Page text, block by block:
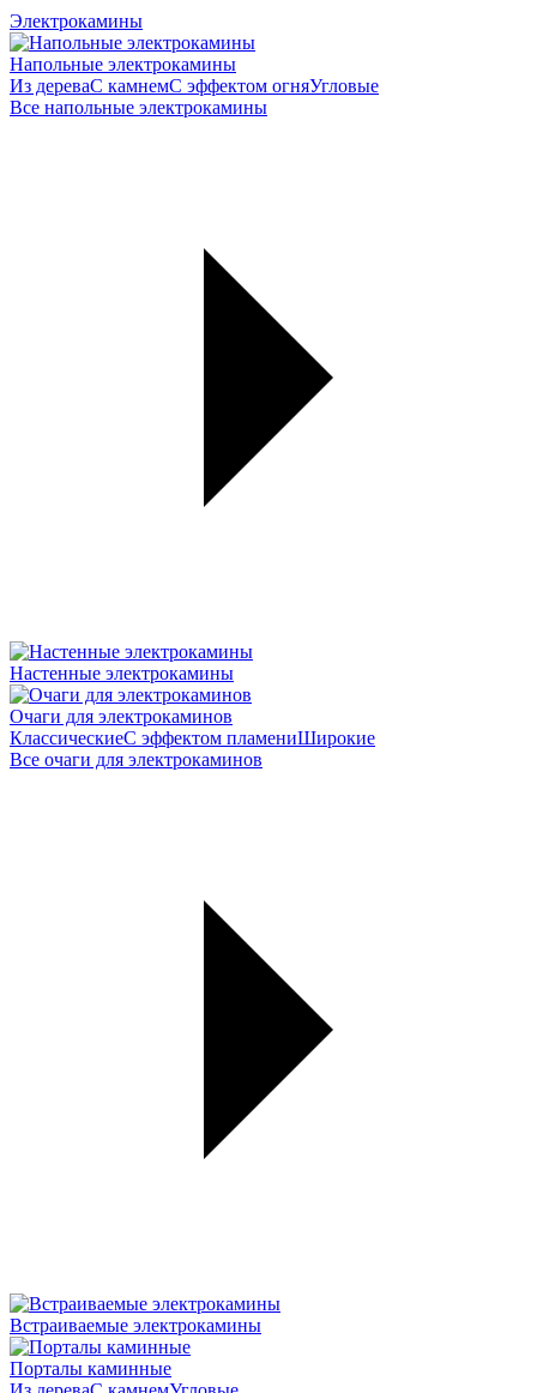
Электрокамины
Напольные электрокамины
Из дереваС камнемС эффектом огняУгловые
Все напольные электрокамины
Настенные электрокамины
Очаги для электрокаминов
КлассическиеС эффектом пламениШирокие
Все очаги для электрокаминов
Встраиваемые электрокамины
Порталы каминные